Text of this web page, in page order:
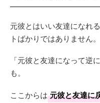
元彼とはいい友達になれ
トばかりではありません。
「元彼と友達になって逆
も。
ここからは 元彼と友達に